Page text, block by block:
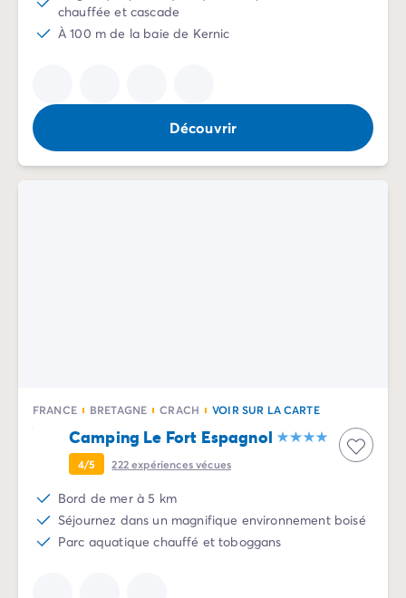
chauffée et cascade
À 100 m de la baie de Kernic
Découvrir
FRANCE BRETAGNE CRACH VOIR SUR LA CARTE
Camping Le Fort Espagnol
4/5 222expériences vécues
Bord de mer à 5 km
Séjournez dans un magnifique environnement boisé
Parc aquatique chauffé et toboggans